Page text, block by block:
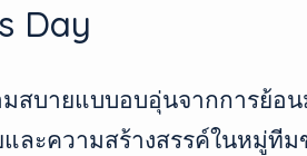
Day
สบายแบบอบอุ่นจากการย้อ
และความสร้างสรรค์ในหมู่ที